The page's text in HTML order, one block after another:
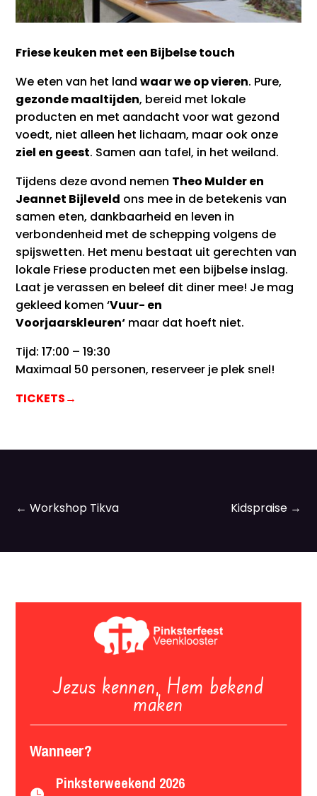
Friese keuken met een Bijbelse touch
We eten van het landwaar we op vieren. Pure,
gezonde maaltijden, bereid met lokale
producten en met aandacht voor wat gezond
voedt, niet alleen het lichaam, maar ook onze
ziel en geest. Samen aan tafel, in het weiland.
Tijdens deze avond nemen Theo Mulder en
Jeannet Bijleveld ons mee in de betekenis van
samen eten, dankbaarheid en leven in
verbondenheid met de schepping volgens de
spijswetten. Het menu bestaat uit gerechten van
lokale Friese producten met een bijbelse inslag.
Laat je verassen en beleef dit diner mee! Je mag
gekleed komen ‘Vuur- en
Voorjaarskleuren‘ maar dat hoeft niet.
Tijd: 17:00 – 19:30
Maximaal 50 personen, reserveer je plek snel!
TICKETS→
←Workshop Tikva Kidspraise→
Jezus kennen, Hem bekend
maken
Wanneer?
Pinksterweekend 2026